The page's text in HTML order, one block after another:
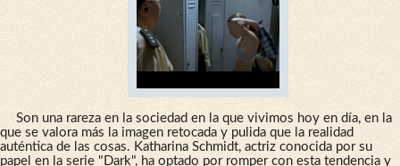
Son una rareza en la sociedad en la que vivimos hoy en día, en la
que se valora más la imagen retocada y pulida que la realidad
auténtica de las cosas. Katharina Schmidt, actriz conocida por su
papel en la serie "Dark", ha optado por romper con esta tendencia y